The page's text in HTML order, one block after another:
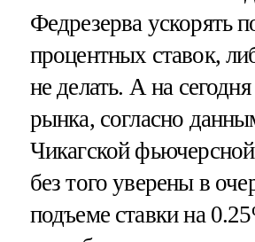
Федрезерва ускорять
процентных ставок,
не делать. А на
рынка, согласно
Чикагской
без того уверены в
подъеме ставки на